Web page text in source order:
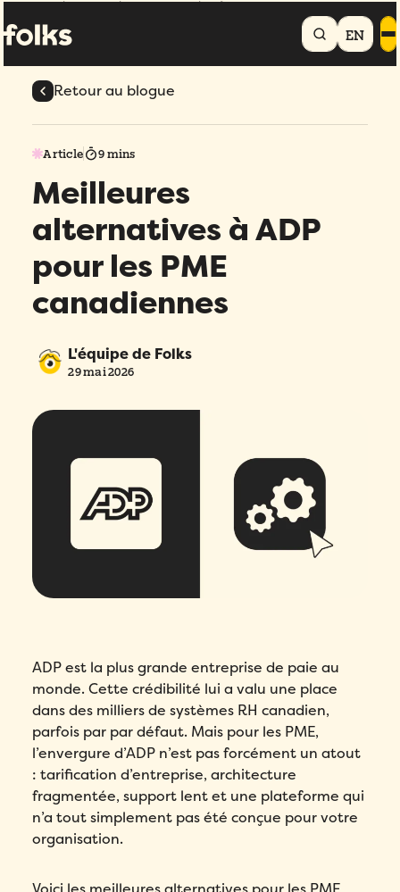
EN
AccueilBlogueMeilleures alternatives à ADP pour les PME
Retour au blogue
Article 9 mins
Meilleures
alternatives à ADP
pour les PME
canadiennes
L'équipe de Folks
29 mai 2026
ADP est la plus grande entreprise de paie au
monde. Cette crédibilité lui a valu une place
dans des milliers de systèmes RH canadien,
parfois par par défaut. Mais pour les PME,
l’envergure d’ADP n’est pas forcément un atout
: tarification d’entreprise, architecture
fragmentée, support lent et une plateforme qui
n’a tout simplement pas été conçue pour votre
organisation.